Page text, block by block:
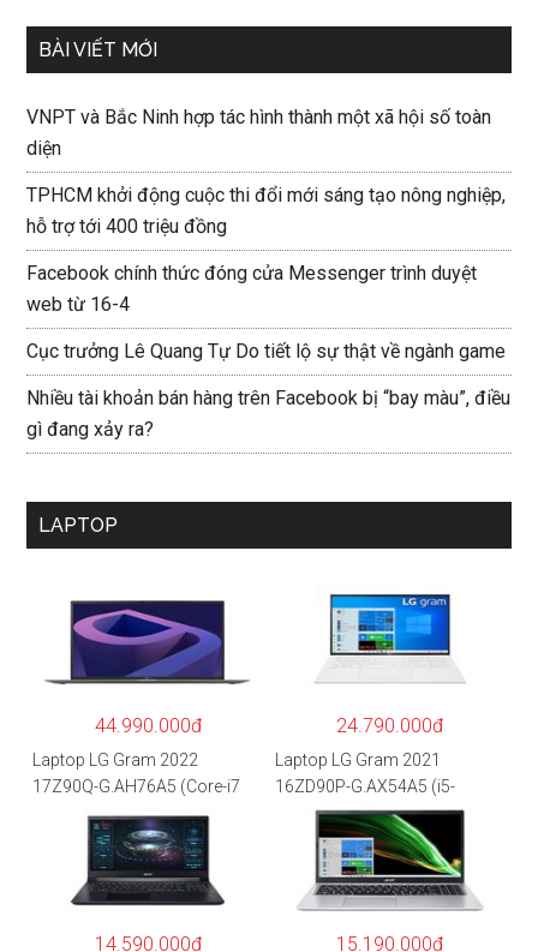
BÀI VIẾT MỚI
VNPT và Bắc Ninh hợp tác hình thành một xã hội số toàn
diện
TPHCM khởi động cuộc thi đổi mới sáng tạo nông nghiệp,
hỗ trợ tới 400 triệu đồng
Facebook chính thức đóng cửa Messenger trình duyệt
web từ 16-4
Cục trưởng Lê Quang Tự Do tiết lộ sự thật về ngành game
Nhiều tài khoản bán hàng trên Facebook bị “bay màu”, điều
gì đang xảy ra?
LAPTOP
44.990.000đ
Laptop LG Gram 2022
17Z90Q-G.AH76A5 (Core-i7
1260P/16GB/512GB/17″
WQXGA/Win 11/Xám)
24.790.000đ
Laptop LG Gram 2021
16ZD90P-G.AX54A5 (i5-
1135G7/8GB RAM/512GB
SSD/16″WQXGA/Dos/Trắng)
14.590.000đ 15.190.000đ